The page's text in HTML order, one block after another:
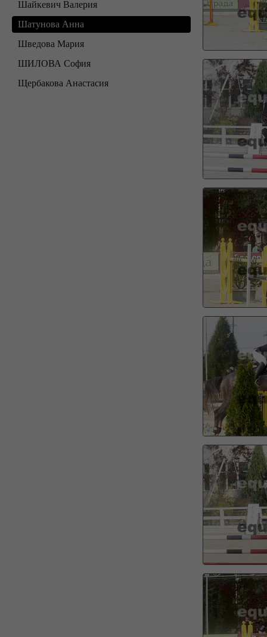
Шайкевич Валерия
Шатунова Анна
Шведова Мария
ШИЛОВА София
Щербакова Анастасия